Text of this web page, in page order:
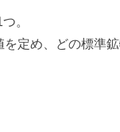
1つ
を定め、どの標準